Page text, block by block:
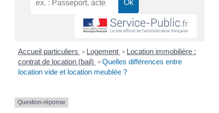
Accueil particuliers > Logement > Location immobilière :
contrat de location (bail) > Quelles différences entre
location vide et location meublée ?
Question-réponse